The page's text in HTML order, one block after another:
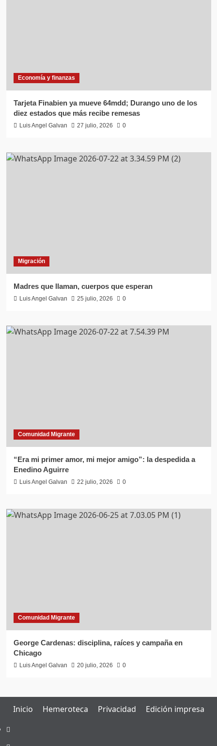
Economía y finanzas
Tarjeta Finabien ya mueve 64mdd; Durango uno de los
diez estados que más recibe remesas
Luis Angel Galvan 27 julio, 2026 0
Migración
Madres que llaman, cuerpos que esperan
Luis Angel Galvan 25 julio, 2026 0
Comunidad Migrante
“Era mi primer amor, mi mejor amigo”: la despedida a
Enedino Aguirre
Luis Angel Galvan 22 julio, 2026 0
Comunidad Migrante
George Cardenas: disciplina, raíces y campaña en
Chicago
Luis Angel Galvan 20 julio, 2026 0
Inicio Hemeroteca Privacidad Edición impresa
Inicio